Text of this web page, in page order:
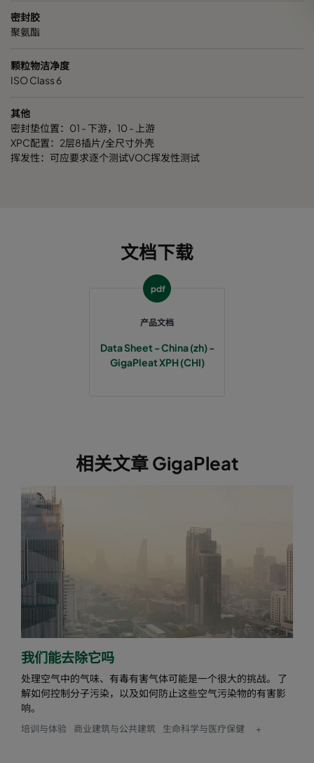
密封胶
聚氨酯
颗粒物洁净度
ISO Class 6
其他
密封垫位置：01 - 下游，10 - 上游
XPC配置：2层8插片/全尺寸外壳
挥发性：可应要求逐个测试VOC挥发性测试
文档下载
pdf
产品文档
Data Sheet - China (zh) -
GigaPleat XPH (CHI)
相关文章 GigaPleat
我们能去除它吗
处理空气中的气味、有毒有害气体可能是一个很大的挑战。 了
解如何控制分子污染，以及如何防止这些空气污染物的有害影
响。
培训与体验 商业建筑与公共建筑 生命科学与医疗保健 +